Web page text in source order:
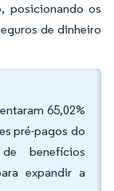
posicionando os
de dinheiro
65,02%
pré-pagos do
benefícios
expandir a